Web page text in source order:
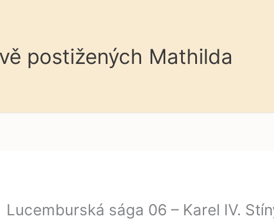
postižených Mathilda
Lucemburská sága 06 – Karel IV.